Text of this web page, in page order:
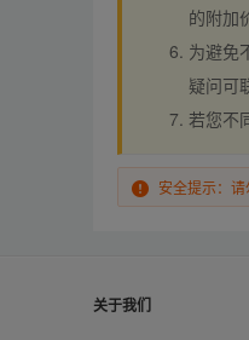
的附加
为避免
疑问可
若您不
安全提示：
关于我们